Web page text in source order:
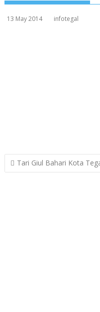
13 May 2014 infotegal
Post
navigation
Tari Giul Bahari Kota